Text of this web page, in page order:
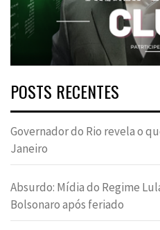
POSTS RECENTES
Governador do Rio revela o
Janeiro
Absurdo: Mídia do Regime
Bolsonaro após feriado